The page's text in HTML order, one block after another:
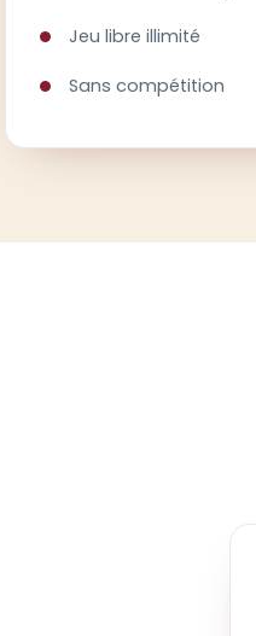
Jeu libre illimité
Sans compétition